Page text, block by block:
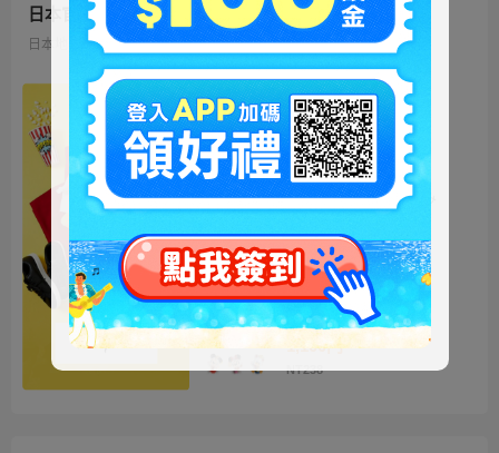
日本官方迪士尼商城
日本地區限定販售的迪士尼商品 多種品類、角色商品供您挑選
ミッキー ファートート
2WAY Fur Tote
4,500円
NT973
ベイマックス ぬいぐるみ
うるぽちゃちゃん
1,300円
NT281
ディズニーキャラクター
シークレットストラップ
迎春コレクション
1,100円
NT238